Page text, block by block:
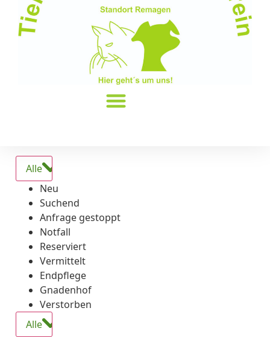
Alle
Neu
Suchend
Anfrage gestoppt
Notfall
Reserviert
Vermittelt
Endpflege
Gnadenhof
Verstorben
Alle